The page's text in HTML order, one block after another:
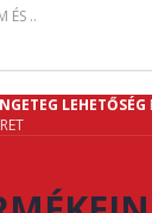
ÉS ..
LEHETŐSÉG